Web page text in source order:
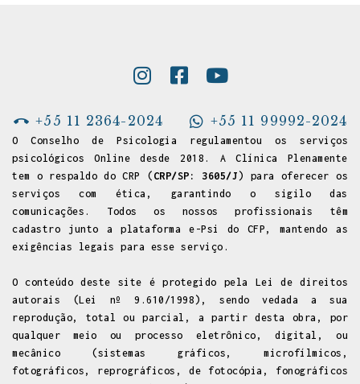
+55 11 2364-2024 +55 11 99992-2024
O Conselho de Psicologia regulamentou os serviços
psicológicos Online desde 2018. A Clínica Plenamente
tem o respaldo do CRP ( CRP/SP: 3605/J ) para oferecer os
serviços com ética, garantindo o sigilo das
comunicações. Todos os nossos profissionais têm
cadastro junto aplataforma e-Psi do CFP , mantendo as
exigências legais para esse serviço.
O conteúdo deste site é protegido pela Lei de direitos
autorais (Lei nº 9.610/1998), sendo vedada a sua
reprodução, total ou parcial, a partir desta obra, por
qualquer meio ou processo eletrônico, digital, ou
mecânico (sistemas gráficos, microfílmicos,
fotográficos, reprográficos, de fotocópia, fonográficos